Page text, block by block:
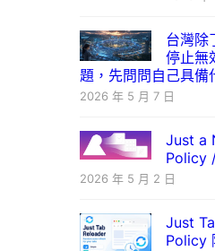
台灣除
停止無
題，先問問自己具備
2026 年 5 月 7 日
Just a
Policy
2026 年 5 月 2 日
Just
Policy